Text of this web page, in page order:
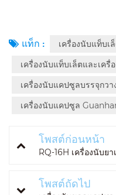
แท็ก :
เครื่องนับแท็บเ
เครื่องนับแท็บเล็ตและเครื่
เครื่องนับแคปซูลบรรจุกวา
เครื่องนับแคปซูล
โพสต์ก่อนหน้า
RQ-16H เครื่องนับยา
โพสต์ถัดไป